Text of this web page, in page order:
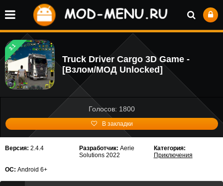
3.1
Truck Driver Cargo 3D Game -
[Взлом/МОД Unlocked]
Голосов: 1800
В закладки
Версия: 2.4.4 Разработчик: Aerie
Solutions 2022
Категория:
Приключения
ОС: Android 6+